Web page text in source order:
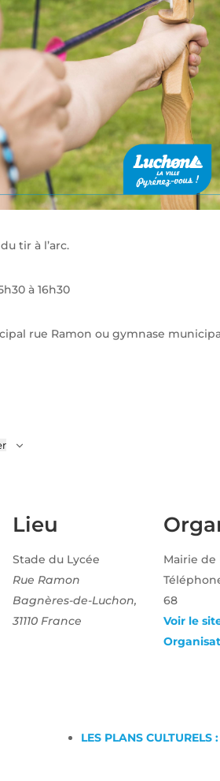
tir à l’arc.
à 16h30
rue Ramon ou gymnase
Lieu
Stade du Lycée
Rue Ramon
Bagnères-de-Luchon,
31110 France
Mairie de
68
Voir le
LES PLANS